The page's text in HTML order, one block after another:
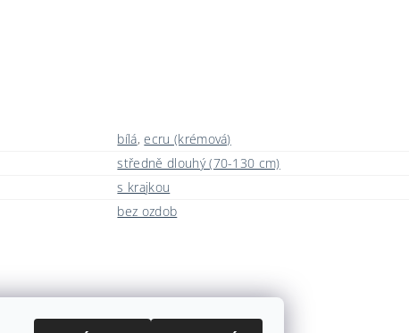
bílá,ecru (krémová)
středně dlouhý (70-130 cm)
s krajkou
bez ozdob